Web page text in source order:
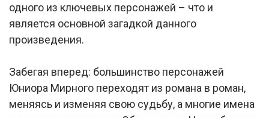
одного из ключевых персонажей – что и
является основной загадкой данного
произведения.
Забегая вперед: большинство персонажей
Юниора Мирного переходят из романа в роман,
меняясь и изменяя свою судьбу, а многие имена